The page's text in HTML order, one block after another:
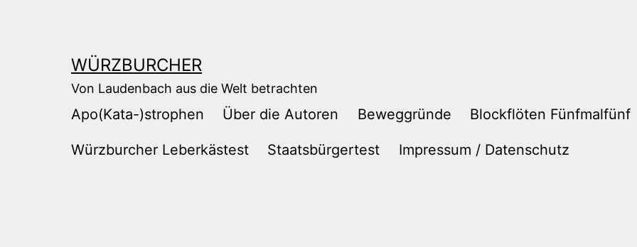
WÜRZBURCHER
Von Laudenbach aus die Welt betrachten
Apo(Kata-)strophen Über die Autoren Beweggründe Blockflöten Fünfmalfünf
Würzburcher Leberkästest Staatsbürgertest Impressum / Datenschutz